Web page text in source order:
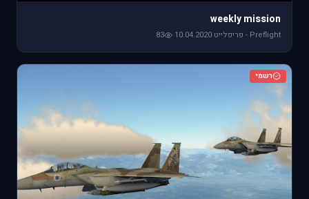
weekly mission
Preflight - פריפלייט ·
10.04.2020
·
83
רשמי